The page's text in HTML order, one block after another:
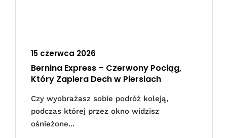
15 czerwca 2026
Bernina Express – Czerwony Pociąg,
Który Zapiera Dech w Piersiach
Czy wyobrażasz sobie podróż koleją,
podczas której przez okno widzisz
ośnieżone...